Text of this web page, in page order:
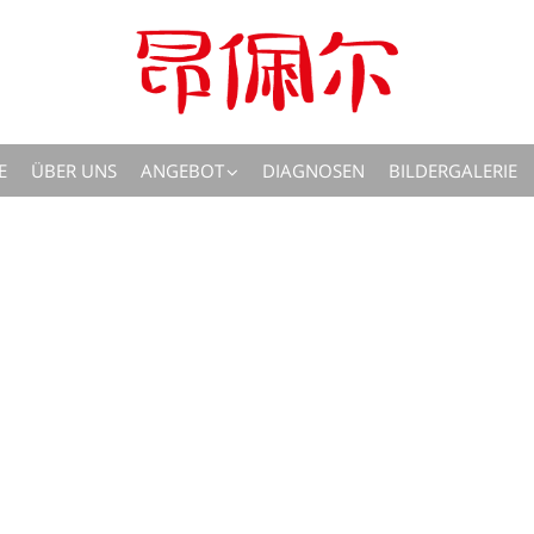
ÜBER UNS ANGEBOT DIAGNOSEN BILDERGALERIE